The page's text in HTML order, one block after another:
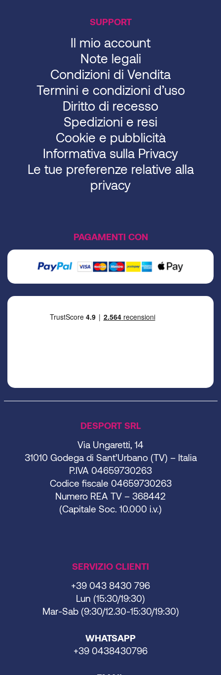
DESPORT SRL
Via Ungaretti, 14
31010 Godega di Sant’Urbano (TV) – Italia
P.IVA 04659730263
Codice fiscale 04659730263
Numero REA TV – 368442
(Capitale Soc. 10.000 i.v.)
SERVIZIO CLIENTI
+39 043 8430 796
Lun (15:30/19:30)
Mar-Sab (9:30/12.30-15:30/19:30)
WHATSAPP
+39 0438430796
SUPPORT
Il mio account
Note legali
Condizioni di Vendita
Termini e condizioni d’uso
Diritto di recesso
Spedizioni e resi
Cookie e pubblicità
Informativa sulla Privacy
Le tue preferenze relative alla
privacy
PAGAMENTI CON